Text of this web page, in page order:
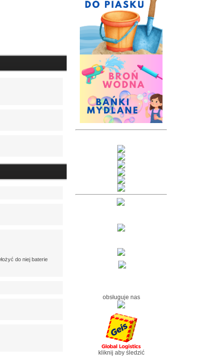
do niej baterie
obsługuje nas
kliknij aby śledzić